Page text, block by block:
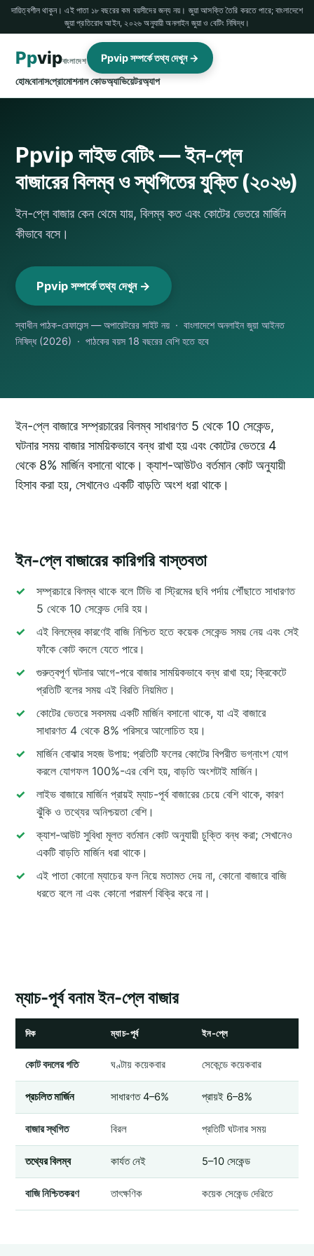
দায়িত্বশীল থাকুন। এই পাতা ১৮ বছরের কম বয়সীদের জন্য নয়। জুয়া আসক্তি তৈরি করতে পারে; বাংলাদেশে
জুয়া প্রতিরোধ আইন, ২০২৬ অনুযায়ী অনলাইন জুয়া ও বেটিং নিষিদ্ধ।
Ppvipবাংলাদেশ
হোমবোনাসপ্রোমোশনাল কোডঅ্যাভিয়েটরঅ্যাপ
Ppvip সম্পর্কে তথ্য দেখুন →
Ppvip লাইভ বেটিং — ইন-প্লে
বাজারের বিলম্ব ও স্থগিতের যুক্তি (২০২৬)
ইন-প্লে বাজার কেন থেমে যায়, বিলম্ব কত এবং কোটের ভেতরে মার্জিন
কীভাবে বসে।
Ppvip সম্পর্কে তথ্য দেখুন →
স্বাধীন পাঠক-রেফারেন্স — অপারেটরের সাইট নয় · বাংলাদেশে অনলাইন জুয়া আইনত
নিষিদ্ধ (2026) · পাঠকের বয়স 18 বছরের বেশি হতে হবে
ইন-প্লে বাজারে সম্প্রচারের বিলম্ব সাধারণত 5 থেকে 10 সেকেন্ড,
ঘটনার সময় বাজার সাময়িকভাবে বন্ধ রাখা হয় এবং কোটের ভেতরে 4
থেকে 8% মার্জিন বসানো থাকে। ক্যাশ-আউটও বর্তমান কোট অনুযায়ী
হিসাব করা হয়, সেখানেও একটি বাড়তি অংশ ধরা থাকে।
ইন-প্লে বাজারের কারিগরি বাস্তবতা
সম্প্রচারে বিলম্ব থাকে বলে টিভি বা স্ট্রিমের ছবি পর্দায় পৌঁছাতে সাধারণত
5 থেকে 10 সেকেন্ড দেরি হয়।
এই বিলম্বের কারণেই বাজি নিশ্চিত হতে কয়েক সেকেন্ড সময় নেয় এবং সেই
ফাঁকে কোট বদলে যেতে পারে।
গুরুত্বপূর্ণ ঘটনার আগে-পরে বাজার সাময়িকভাবে বন্ধ রাখা হয়; ক্রিকেটে
প্রতিটি বলের সময় এই বিরতি নিয়মিত।
কোটের ভেতরে সবসময় একটি মার্জিন বসানো থাকে, যা এই বাজারে
সাধারণত 4 থেকে 8% পরিসরে আলোচিত হয়।
মার্জিন বোঝার সহজ উপায়: প্রতিটি ফলের কোটের বিপরীত ভগ্নাংশ যোগ
করলে যোগফল 100%-এর বেশি হয়, বাড়তি অংশটাই মার্জিন।
লাইভ বাজারে মার্জিন প্রায়ই ম্যাচ-পূর্ব বাজারের চেয়ে বেশি থাকে, কারণ
ঝুঁকি ও তথ্যের অনিশ্চয়তা বেশি।
ক্যাশ-আউট সুবিধা মূলত বর্তমান কোট অনুযায়ী চুক্তি বন্ধ করা; সেখানেও
একটি বাড়তি মার্জিন ধরা থাকে।
এই পাতা কোনো ম্যাচের ফল নিয়ে মতামত দেয় না, কোনো বাজারে বাজি
ধরতে বলে না এবং কোনো পরামর্শ বিক্রি করে না।
ম্যাচ-পূর্ব বনাম ইন-প্লে বাজার
দিক ম্যাচ-পূর্ব ইন-প্লে
কোট বদলের গতি ঘণ্টায় কয়েকবার সেকেন্ডে কয়েকবার
প্রচলিত মার্জিন সাধারণত 4–6% প্রায়ই 6–8%
বাজার স্থগিত বিরল প্রতিটি ঘটনার সময়
তথ্যের বিলম্ব কার্যত নেই 5–10 সেকেন্ড
বাজি নিশ্চিতকরণ তাৎক্ষণিক কয়েক সেকেন্ড দেরিতে